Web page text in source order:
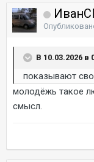
В 10.03.2026 в
показывают
молодёжь такое
смысл.